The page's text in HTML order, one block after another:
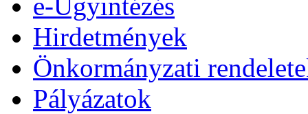
Hirdetmények
Önkormányzati
Pályázatok